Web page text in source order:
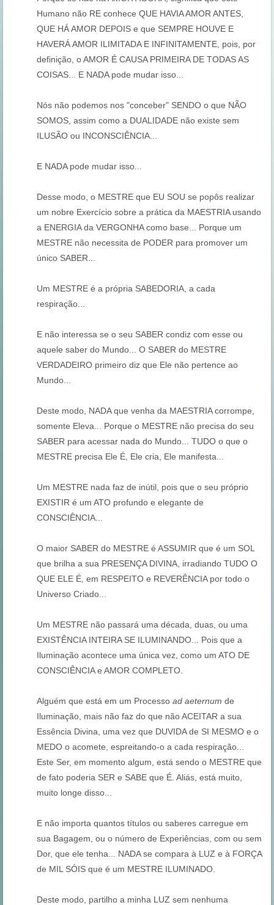
Humano não RE conhece QUE HAVIA AMOR ANTES,
QUE HÁ AMOR DEPOIS e que SEMPRE HOUVE E
HAVERÁ AMOR ILIMITADA E INFINITAMENTE, pois, por
definição, o AMOR É CAUSA PRIMEIRA DE TODAS AS
COISAS... E NADA pode mudar isso...
Nós não podemos nos "conceber" SENDO o que NÃO
SOMOS, assim como a DUALIDADE não existe sem
ILUSÃO ou INCONSCIÊNCIA...
E NADA pode mudar isso...
Desse modo, o MESTRE que EU SOU se popôs realizar
um nobre Exercício sobre a prática da MAESTRIA usando
a ENERGIA da VERGONHA como base... Porque um
MESTRE não necessita de PODER para promover um
único SABER...
Um MESTRE é a própria SABEDORIA, a cada
respiração...
E não interessa se o seu SABER condiz com esse ou
aquele saber do Mundo... O SABER do MESTRE
VERDADEIRO primeiro diz que Ele não pertence ao
Mundo...
Deste modo, NADA que venha da MAESTRIA corrompe,
somente Eleva... Porque o MESTRE não precisa do seu
SABER para acessar nada do Mundo... TUDO o que o
MESTRE precisa Ele É, Ele cria, Ele manifesta...
Um MESTRE nada faz de inútil, pois que o seu próprio
EXISTIR é um ATO profundo e elegante de
CONSCIÊNCIA...
O maior SABER do MESTRE é ASSUMIR que é um SOL
que brilha a sua PRESENÇA DIVINA, irradiando TUDO O
QUE ELE É, em RESPEITO e REVERÊNCIA por todo o
Universo Criado...
Um MESTRE não passará uma década, duas, ou uma
EXISTÊNCIA INTEIRA SE ILUMINANDO... Pois que a
Iluminação acontece uma única vez, como um ATO DE
CONSCIÊNCIA e AMOR COMPLETO.
Alguém que está em um Processo ad aeternum de
Iluminação, mais não faz do que não ACEITAR a sua
Essência Divina, uma vez que DUVIDA de SI MESMO e o
MEDO o acomete, espreitando-o a cada respiração...
Este Ser, em momento algum, está sendo o MESTRE que
de fato poderia SER e SABE que É. Aliás, está muito,
muito longe disso...
E não importa quantos títulos ou saberes carregue em
sua Bagagem, ou o número de Experiências, com ou sem
Dor, que ele tenha... NADA se compara à LUZ e à FORÇA
de MIL SÓIS que é um MESTRE ILUMINADO.
Deste modo, partilho a minha LUZ sem nenhuma